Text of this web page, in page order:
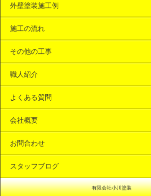
外壁塗装施工例
施工の流れ
その他の工事
職人紹介
よくある質問
会社概要
お問合わせ
スタッフブログ
有限会社小川塗装